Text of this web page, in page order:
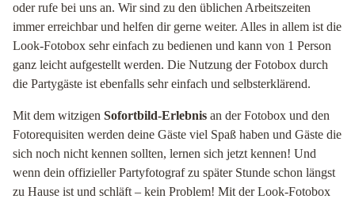
oder rufe bei uns an. Wir sind zu den üblichen Arbeitszeiten
immer erreichbar und helfen dir gerne weiter. Alles in allem ist die
Look-Fotobox sehr einfach zu bedienen und kann von 1 Person
ganz leicht aufgestellt werden. Die Nutzung der Fotobox durch
die Partygäste ist ebenfalls sehr einfach und selbsterklärend.
Mit dem witzigen Sofortbild-Erlebnis an der Fotobox und den
Fotorequisiten werden deine Gäste viel Spaß haben und Gäste die
sich noch nicht kennen sollten, lernen sich jetzt kennen! Und
wenn dein offizieller Partyfotograf zu später Stunde schon längst
zu Hause ist und schläft – kein Problem! Mit der Look-Fotobox